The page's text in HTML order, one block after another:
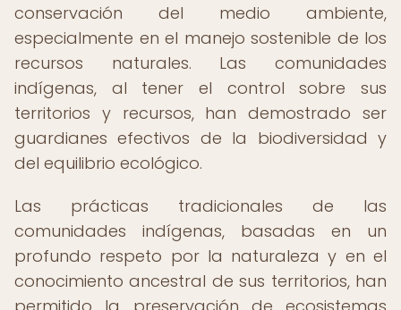
conservación del medio ambiente,
especialmente en el manejo sostenible de los
recursos naturales. Las comunidades
indígenas, al tener el control sobre sus
territorios y recursos, han demostrado ser
guardianes efectivos de la biodiversidad y
del equilibrio ecológico.
Las prácticas tradicionales de las
comunidades indígenas, basadas en un
profundo respeto por la naturaleza y en el
conocimiento ancestral de sus territorios, han